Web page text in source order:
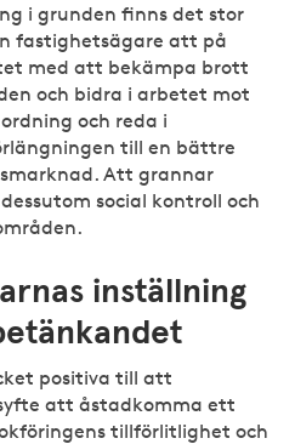
i grunden finns det stor
fastighetsägare att på
med att bekämpa brott
och bidra i arbetet mot
och reda i
till en bättre
Att grannar
social kontroll och
inställning
positiva till att
att åstadkomma ett
tillförlitlighet och